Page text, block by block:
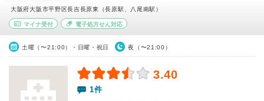
大阪府大阪市平野区長吉長原東（長原駅、八尾南駅）
マイナ受付 電子処方せん対応
土曜（〜21:00）・日曜・祝日 夜（〜21:00）
3.40
1件